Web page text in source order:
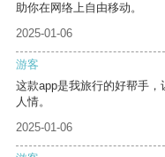
助你在网络上自由移动。
2025-01-06
游客
这款app是我旅行的好帮手
人情。
2025-01-06